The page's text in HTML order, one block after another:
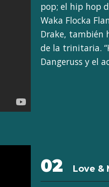
pop; el hip hop
Waka Flocka
Drake, también
de la trinitaria.
Dangeruss y el
02 Love &